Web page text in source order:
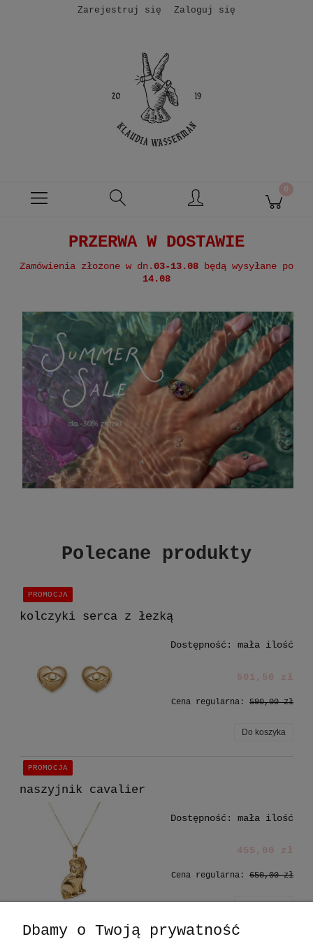
Zarejestruj się Zaloguj się
PRZERWA W DOSTAWIE
Zamówienia złożone w dn.03-13.08 będą wysyłane po
14.08
Polecane produkty
kolczyki serca z łezką
Dostępność: mała ilość
501,50 zł
Cena regularna: 590,00 zł
Do koszyka
PROMOCJA
naszyjnik cavalier
Dostępność: mała ilość
455,00 zł
Cena regularna: 650,00 zł
PROMOCJA
Dbamy o Twoją prywatność